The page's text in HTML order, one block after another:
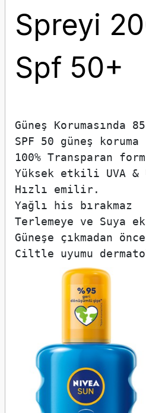
Spreyi
Spf 50+
Güneş
SPF 50 güneş
100% Transparan
Yüksek etkili UVA &
Hızlı emilir.
Yağlı his bırakmaz
Terlemeye ve Suya
Güneşe çıkmadan
Ciltle uyumu